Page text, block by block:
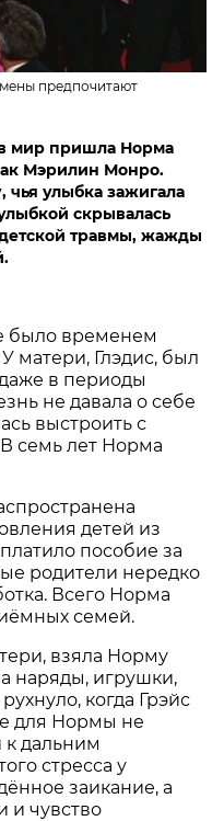
предпочитают
в мир пришла Норма
Мэрилин Монро.
чья улыбка зажигала
скрывалась
детской травмы, жажды
было временем
матери, Глэдис, был
в периоды
не давала о себе
выстроить с
семь лет Норма
детей из
пособие за
родители нередко
Всего Норма
семей.
взяла Норму
наряды, игрушки,
когда Грэйс
для Нормы не
к дальним
стресса у
заикание, а
и чувство